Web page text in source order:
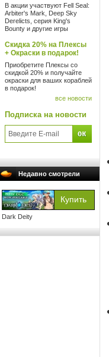
В акции участвуют Fell Seal:
Arbiter's Mark, Deep Sky
Derelicts, серия King's
Bounty и другие игры
Скидка 20% на Плексы
+ Окраски в подарок!
Приобретите Плексы со
скидкой 20% и получайте
окраски для ваших кораблей
в подарок!
все новости
Подписка на новости
Недавно смотрели
Dark Deity